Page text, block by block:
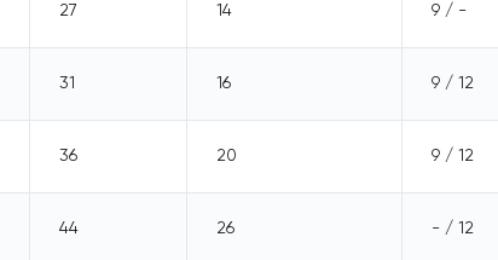
27 14 9 / -
31 16 9 / 12
36 20 9 / 12
44 26 - / 12